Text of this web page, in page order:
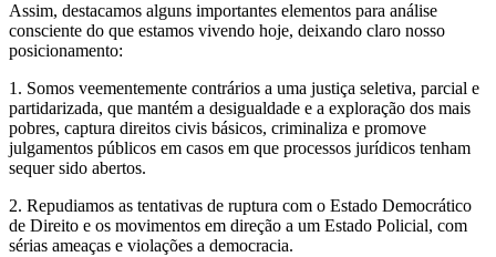
Assim, destacamos alguns importantes elementos para análise
consciente do que estamos vivendo hoje, deixando claro nosso
posicionamento:
1. Somos veementemente contrários a uma justiça seletiva, parcial e
partidarizada, que mantém a desigualdade e a exploração dos mais
pobres, captura direitos civis básicos, criminaliza e promove
julgamentos públicos em casos em que processos jurídicos tenham
sequer sido abertos.
2. Repudiamos as tentativas de ruptura com o Estado Democrático
de Direito e os movimentos em direção a um Estado Policial, com
sérias ameaças e violações a democracia.